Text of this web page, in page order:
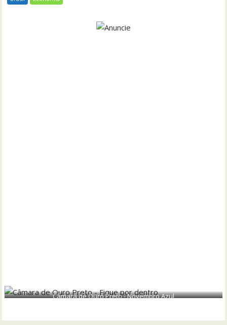
Câmara de Ouro Preto - Novembro Azul